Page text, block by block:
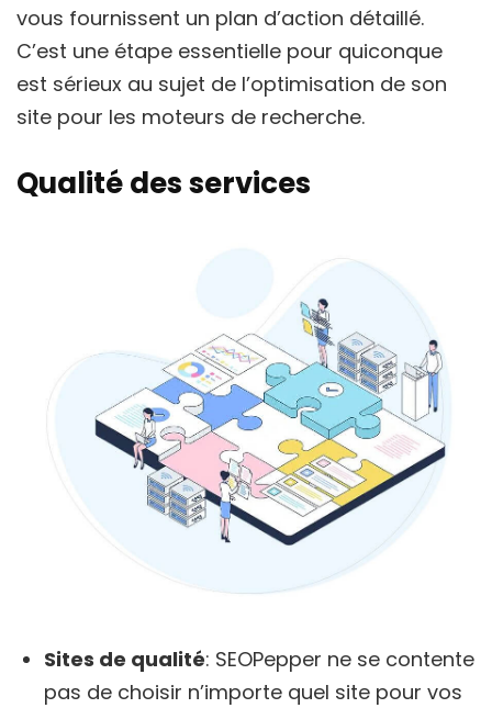
vous fournissent un plan d’action détaillé.
C’est une étape essentielle pour quiconque
est sérieux au sujet de l’optimisation de son
site pour les moteurs de recherche.
Qualité des services
Sites de qualité: SEOPepper ne se contente
pas de choisir n’importe quel site pour vos